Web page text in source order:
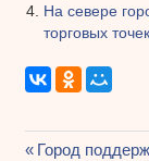
На севере
торговых
Предыдущая
Город